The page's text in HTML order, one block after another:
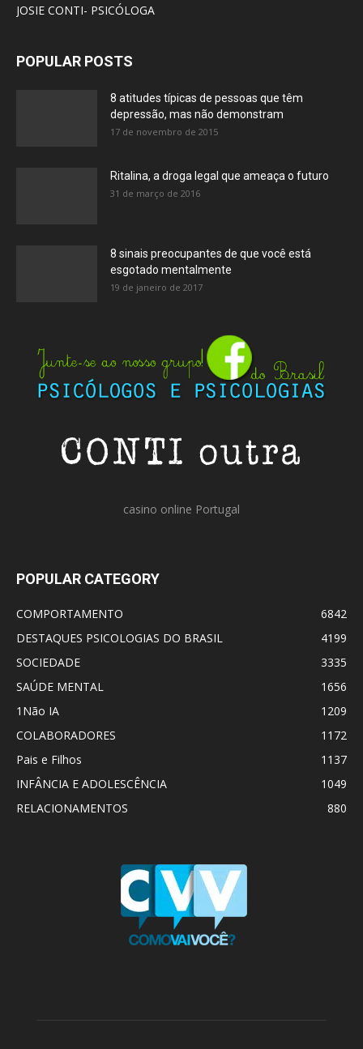
JOSIE CONTI- PSICÓLOGA
POPULAR POSTS
8 atitudes típicas de pessoas que têm
depressão, mas não demonstram
17 de novembro de 2015
Ritalina, a droga legal que ameaça o futuro
31 de março de 2016
8 sinais preocupantes de que você está
esgotado mentalmente
19 de janeiro de 2017
casino online Portugal
POPULAR CATEGORY
COMPORTAMENTO
6842
DESTAQUES PSICOLOGIAS DO BRASIL
4199
SOCIEDADE
3335
SAÚDE MENTAL
1656
1Não IA
1209
COLABORADORES
1172
Pais e Filhos
1137
INFÂNCIA E ADOLESCÊNCIA
1049
RELACIONAMENTOS
880